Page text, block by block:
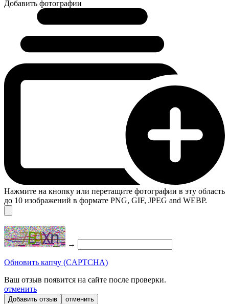
Добавить фотографии
Нажмите на кнопку или перетащите фотографии в эту область
до 10 изображений в формате PNG, GIF, JPEG and WEBP.
→
Обновить капчу (CAPTCHA)
Ваш отзыв появится на сайте после проверки.
отменить
отменить